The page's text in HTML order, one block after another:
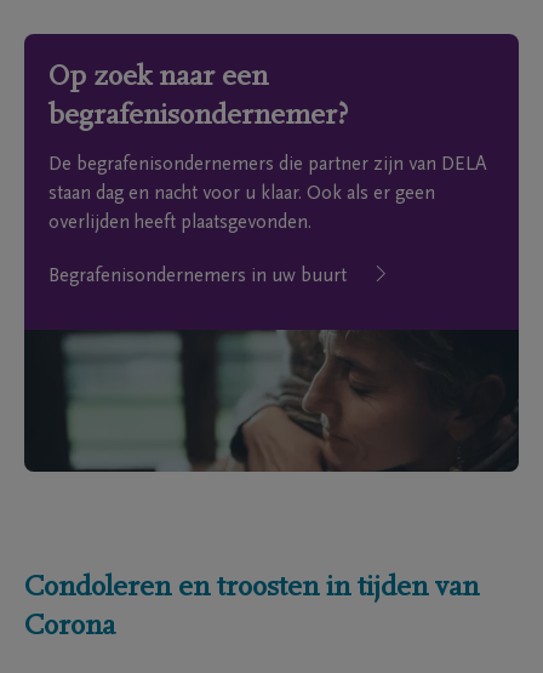
Op zoek naar een
begrafenisondernemer?
De begrafenisondernemers die partner zijn van DELA
staan dag en nacht voor u klaar. Ook als er geen
overlijden heeft plaatsgevonden.
Begrafenisondernemers in uw buurt
Condoleren en troosten in tijden van
Corona